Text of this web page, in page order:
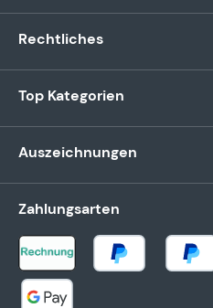
Rechtliches
Top Kategorien
Auszeichnungen
Zahlungsarten